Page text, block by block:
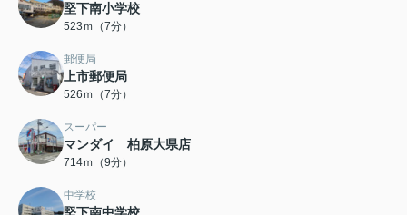
堅下南小学校
523ｍ（7分）
郵便局
上市郵便局
526ｍ（7分）
スーパー
マンダイ 柏原大県店
714ｍ（9分）
中学校